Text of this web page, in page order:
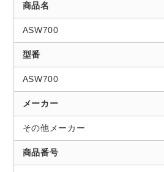
商品名
ASW700
型番
ASW700
メーカー
その他メーカー
商品番号